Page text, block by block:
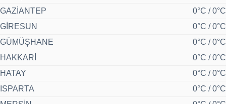
GAZİANTEP
0°C / 0°C
GİRESUN
0°C / 0°C
GÜMÜŞHANE
0°C / 0°C
HAKKARİ
0°C / 0°C
HATAY
0°C / 0°C
ISPARTA
0°C / 0°C